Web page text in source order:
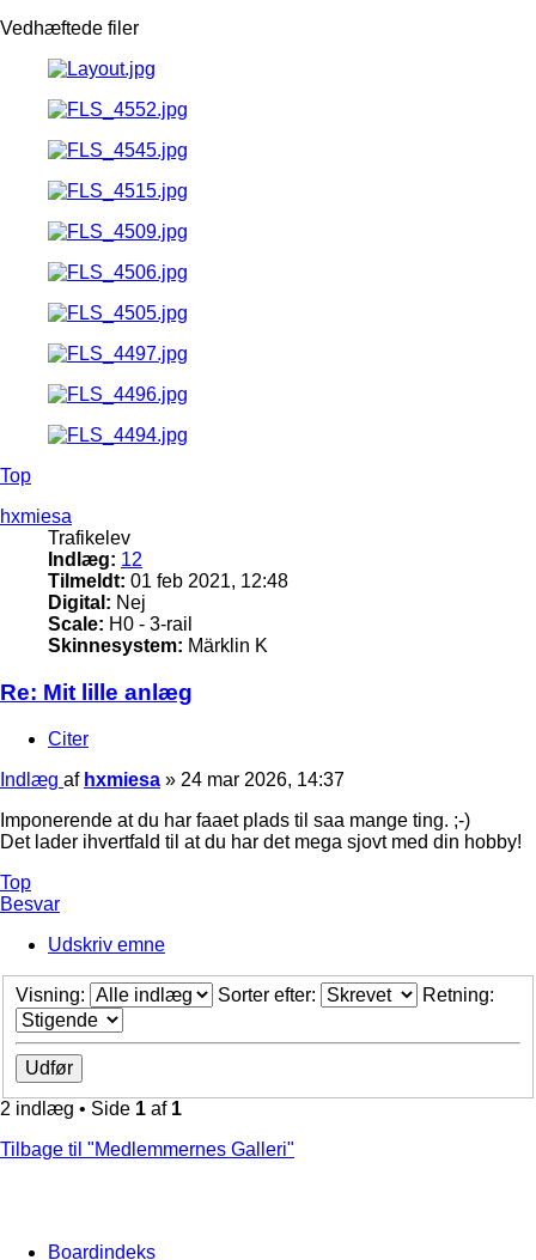
Vedhæftede filer
Top
hxmiesa
Trafikelev
Indlæg: 12
Tilmeldt: 01 feb 2021, 12:48
Digital: Nej
Scale: H0 - 3-rail
Skinnesystem: Märklin K
Re: Mit lille anlæg
Citer
Indlæg af hxmiesa » 24 mar 2026, 14:37
Imponerende at du har faaet plads til saa mange ting. ;-)
Det lader ihvertfald til at du har det mega sjovt med din hobby!
Top
Besvar
Udskriv emne
Visning: Sorter efter: Retning:
2 indlæg • Side 1 af 1
Tilbage til "Medlemmernes Galleri"
Boardindeks